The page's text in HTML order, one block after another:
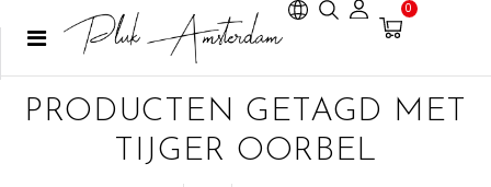
0
PRODUCTEN GETAGD MET
TIJGER OORBEL